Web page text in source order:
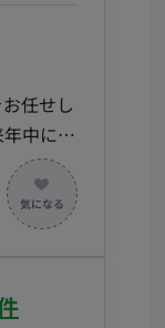
任せし
中には
、バッ
ツー